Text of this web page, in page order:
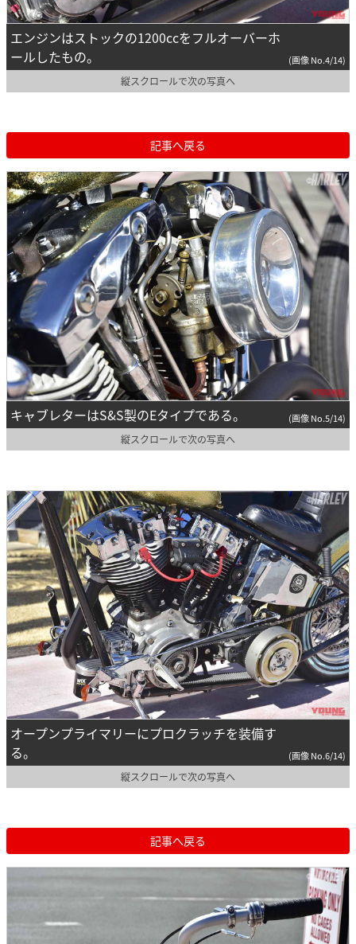
エンジンはストックの1200ccをフルオーバーホ
ールしたもの。
(画像 No.4/14)
縦スクロールで次の写真へ
記事へ戻る
キャブレターはS&S製のEタイプである。 (画像 No.5/14)
縦スクロールで次の写真へ
オープンプライマリーにプロクラッチを装備す
る。
(画像 No.6/14)
縦スクロールで次の写真へ
記事へ戻る